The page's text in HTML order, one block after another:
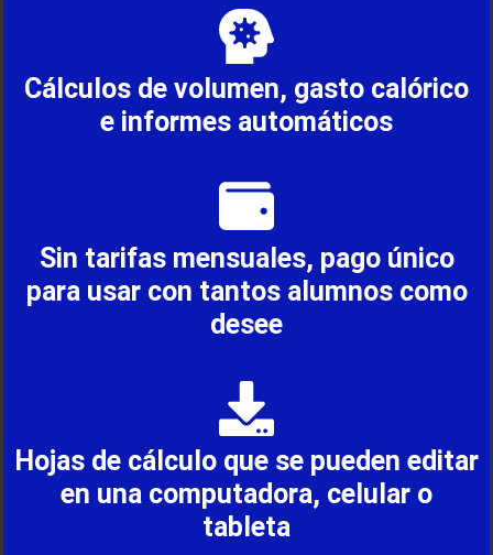
Cálculos de volumen, gasto calórico
e informes automáticos
Sin tarifas mensuales, pago único
para usar con tantos alumnos como
desee
Hojas de cálculo que se pueden editar
en una computadora, celular o
tableta